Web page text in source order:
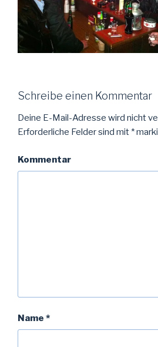
Schreibe einen Kommentar
Deine E-Mail-Adresse wird nicht
Erforderliche Felder sind mit *
Kommentar
Name *